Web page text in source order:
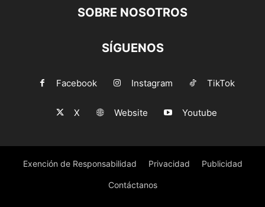
SOBRE NOSOTROS
SÍGUENOS
Facebook Instagram TikTok
X Website Youtube
Exención de Responsabilidad Privacidad Publicidad
Contáctanos